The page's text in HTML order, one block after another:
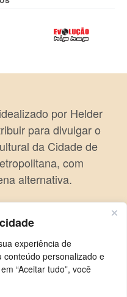
experiência de
conteúdo personalizado e
“Aceitar tudo”, você
por Helder
para divulgar o
da Cidade de
com
alternativa.